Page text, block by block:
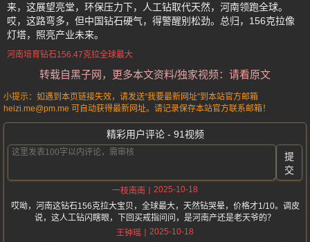
来，这展望亮堂，环保压力下，人工钻取代天然，河南领跑全球。
哎，这路弯多，但中国钻石硬气，得警醒别松劲。总归，156克拉像
灯塔，照亮产业未来。
河南培育钻石156.47克拉全球最大
转载自黑子网，更多本文资料/独家视频：请看原文
小提示：如遇到本页链接失效，请发送“我要最新网址”到本站官方邮箱
heizi.me@pm.me 可自动获得最新网址。请记录保存本站官方联系邮箱！
精彩用户评论 - 91视频
提
交
一枝南南
2025-10-18
哎呦，河南这钻石156克拉大宝贝，全球最大，天然钻哭晕，价格才1/10。调皮
说，这人工钻闪瞎眼，下回买戒指问问，是河南产还是老天爷的？
王钟瑶
2025-10-18